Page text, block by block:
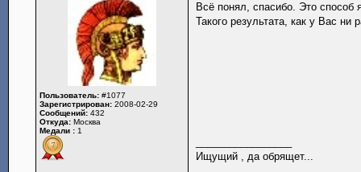
Пользователь: #1077
Зарегистрирован: 2008-02-29
Сообщений: 432
Откуда: Москва
Медали : 1
Всё понял, спасибо. Это способ
Такого результата, как у Вас ни
Ищущий , да обрящет...